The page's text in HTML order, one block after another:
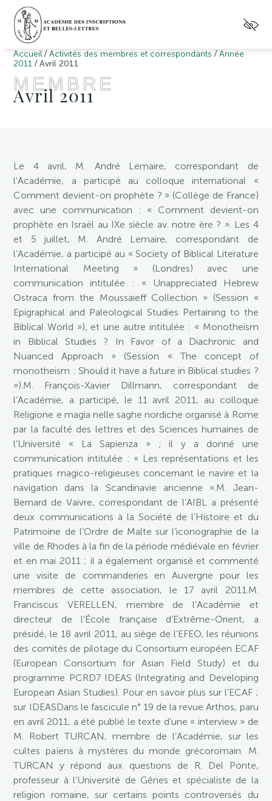
Accueil /Activités des membres et correspondants /Année
2011 /Avril 2011
MEMBRE
Avril 2011
Le 4 avril, M. André Lemaire, correspondant de
l’Académie, a participé au colloque international «
Comment devient-on prophète ? » (Collège de France)
avec une communication : « Comment devient-on
prophète en Israël au IXe siècle av. notre ère ? ». Les 4
et 5 juillet, M. André Lemaire, correspondant de
l’Académie, a participé au « Society of Biblical Literature
International Meeting » (Londres) avec une
communication intitulée : « Unappreciated Hebrew
Ostraca from the Moussaieff Collection » (Session «
Epigraphical and Paleological Studies Pertaining to the
Biblical World »), et une autre intitulée : « Monotheism
in Biblical Studies ? In Favor of a Diachronic and
Nuanced Approach » (Session « The concept of
monotheism : Should it have a future in Biblical studies ?
»).M. François-Xavier Dillmann, correspondant de
l’Académie, a participé, le 11 avril 2011, au colloque
Religione e magia nelle saghe nordiche organisé à Rome
par la faculté des lettres et des Sciences humaines de
l’Université « La Sapienza » ; il y a donné une
communication intitulée : « Les représentations et les
pratiques magico-religieuses concernant le navire et la
navigation dans la Scandinavie ancienne ».M. Jean-
Bernard de Vaivre, correspondant de l’AIBL a présenté
deux communications à la Société de l’Histoire et du
Patrimoine de l’Ordre de Malte sur l’iconographie de la
ville de Rhodes à la fin de la période médiévale en février
et en mai 2011 ; il a également organisé et commenté
une visite de commanderies en Auvergne pour les
membres de cette association, le 17 avril 2011.M.
Franciscus VERELLEN, membre de l’Académie et
directeur de l’École française d’Extrême-Orient, a
présidé, le 18 avril 2011, au siège de l’EFEO, les réunions
des comités de pilotage du Consortium européen ECAF
(European Consortium for Asian Field Study) et du
programme PCRD7 IDEAS (Integrating and Developing
European Asian Studies). Pour en savoir plus sur l’ECAF ;
sur IDEASDans le fascicule n° 19 de la revue Arthos, paru
en avril 2011, a été publié le texte d’une « interview » de
M. Robert TURCAN, membre de l’Académie, sur les
cultes païens à mystères du monde grécoromain. M.
TURCAN y répond aux questions de R. Del Ponte,
professeur à l’Université de Gênes et spécialiste de la
religion romaine, sur certains points controversés du